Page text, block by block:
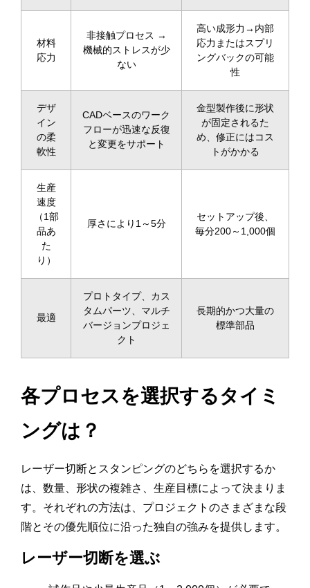
材料
応力
非接触プロセス →
機械的ストレスが少
ない
高い成形力→内部
応力またはスプリ
ングバックの可能
性
デザ
イン
の柔
軟性
CADベースのワーク
フローが迅速な反復
と変更をサポート
金型製作後に形状
が固定されるた
め、修正にはコス
トがかかる
生産
速度
（1部
品あ
た
り）
厚さにより1～5分
セットアップ後、
毎分200～1,000個
最適
プロトタイプ、カス
タムパーツ、マルチ
バージョンプロジェ
クト
長期的かつ大量の
標準部品
各プロセスを選択するタイミ
ングは？
レーザー切断とスタンピングのどちらを選択するか
は、数量、形状の複雑さ、生産目標によって決まりま
す。それぞれの方法は、プロジェクトのさまざまな段
階とその優先順位に沿った独自の強みを提供します。
レーザー切断を選ぶ